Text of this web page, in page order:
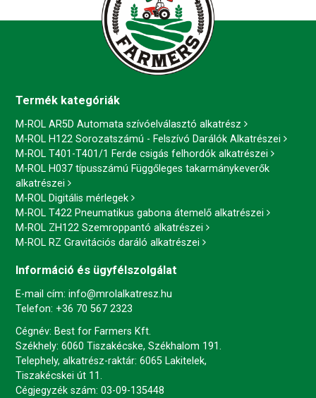
Termék kategóriák
M-ROL AR5D Automata szívóelválasztó alkatrész
M-ROL H122 Sorozatszámú - Felszívó Darálók Alkatrészei
M-ROL T401-T401/1 Ferde csigás felhordók alkatrészei
M-ROL H037 típusszámú Függőleges takarmánykeverők
alkatrészei
M-ROL Digitális mérlegek
M-ROL T422 Pneumatikus gabona átemelő alkatrészei
M-ROL ZH122 Szemroppantó alkatrészei
M-ROL RZ Gravitációs daráló alkatrészei
Információ és ügyfélszolgálat
E-mail cím: info@mrolalkatresz.hu
Telefon: +36 70 567 2323
Cégnév: Best for Farmers Kft.
Székhely: 6060 Tiszakécske, Székhalom 191.
Telephely, alkatrész-raktár: 6065 Lakitelek,
Tiszakécskei út 11.
Cégjegyzék szám: 03-09-135448